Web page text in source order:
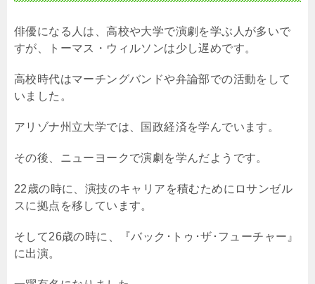
俳優になる人は、高校や大学で演劇を学ぶ人が多いで
すが、トーマス・ウィルソンは少し遅めです。
高校時代はマーチングバンドや弁論部での活動をして
いました。
アリゾナ州立大学では、国政経済を学んでいます。
その後、ニューヨークで演劇を学んだようです。
22歳の時に、演技のキャリアを積むためにロサンゼル
スに拠点を移しています。
そして26歳の時に、『バック･トゥ･ザ･フューチャー』
に出演。